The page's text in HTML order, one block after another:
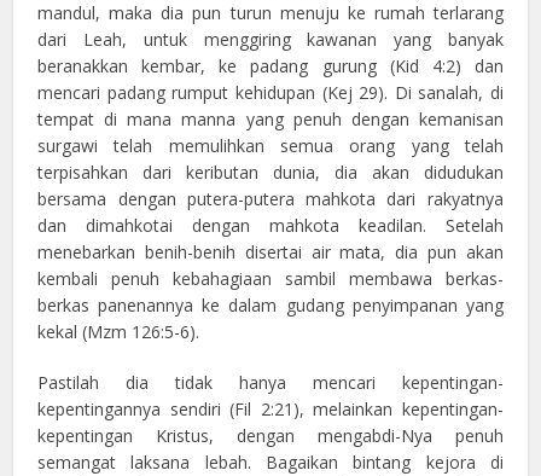
mandul, maka dia pun turun menuju ke rumah terlarang
dari Leah, untuk menggiring kawanan yang banyak
beranakkan kembar, ke padang gurung (Kid 4:2) dan
mencari padang rumput kehidupan (Kej 29). Di sanalah, di
tempat di mana manna yang penuh dengan kemanisan
surgawi telah memulihkan semua orang yang telah
terpisahkan dari keributan dunia, dia akan didudukan
bersama dengan putera-putera mahkota dari rakyatnya
dan dimahkotai dengan mahkota keadilan. Setelah
menebarkan benih-benih disertai air mata, dia pun akan
kembali penuh kebahagiaan sambil membawa berkas-
berkas panenannya ke dalam gudang penyimpanan yang
kekal (Mzm 126:5-6).
Pastilah dia tidak hanya mencari kepentingan-
kepentingannya sendiri (Fil 2:21), melainkan kepentingan-
kepentingan Kristus, dengan mengabdi-Nya penuh
semangat laksana lebah. Bagaikan bintang kejora di